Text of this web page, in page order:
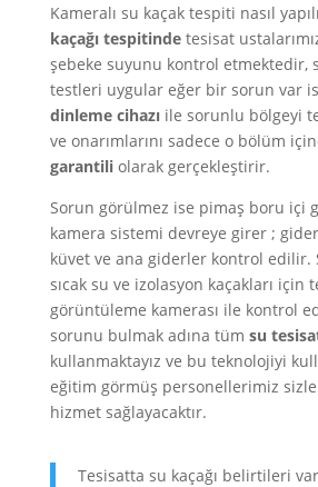
Kameralı su kaçak tespiti nasıl
kaçağı tespitindetesisat
şebeke suyunu kontrol etmektedir,
testleri uygular eğer bir sorun var
dinleme cihazıile sorunlu bölgeyi
ve onarımlarını sadece o bölüm
garantiliolarak gerçekleştirir.
Sorun görülmez ise pimaş boru içi
kamera sistemi devreye girer ;
küvet ve ana giderler kontrol edilir.
sıcak su ve izolasyon kaçakları için
görüntüleme kamerası ile kontrol
sorunu bulmak adına tüm su
kullanmaktayız ve bu teknolojiyi
eğitim görmüş personellerimiz
hizmet sağlayacaktır.
Tesisatta su kaçağı belirtileri